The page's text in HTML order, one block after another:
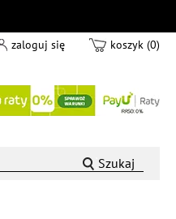
zaloguj się koszyk (0)
Szukaj